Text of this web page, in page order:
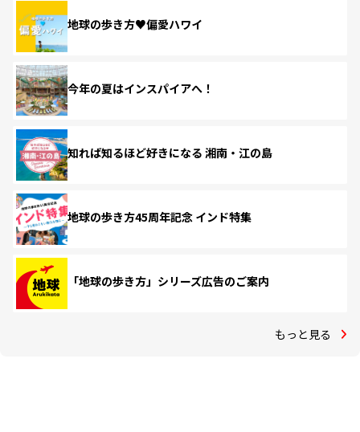
地球の歩き方♥偏愛ハワイ
今年の夏はインスパイアへ！
知れば知るほど好きになる 湘南・江の島
地球の歩き方45周年記念 インド特集
「地球の歩き方」シリーズ広告のご案内
もっと見る